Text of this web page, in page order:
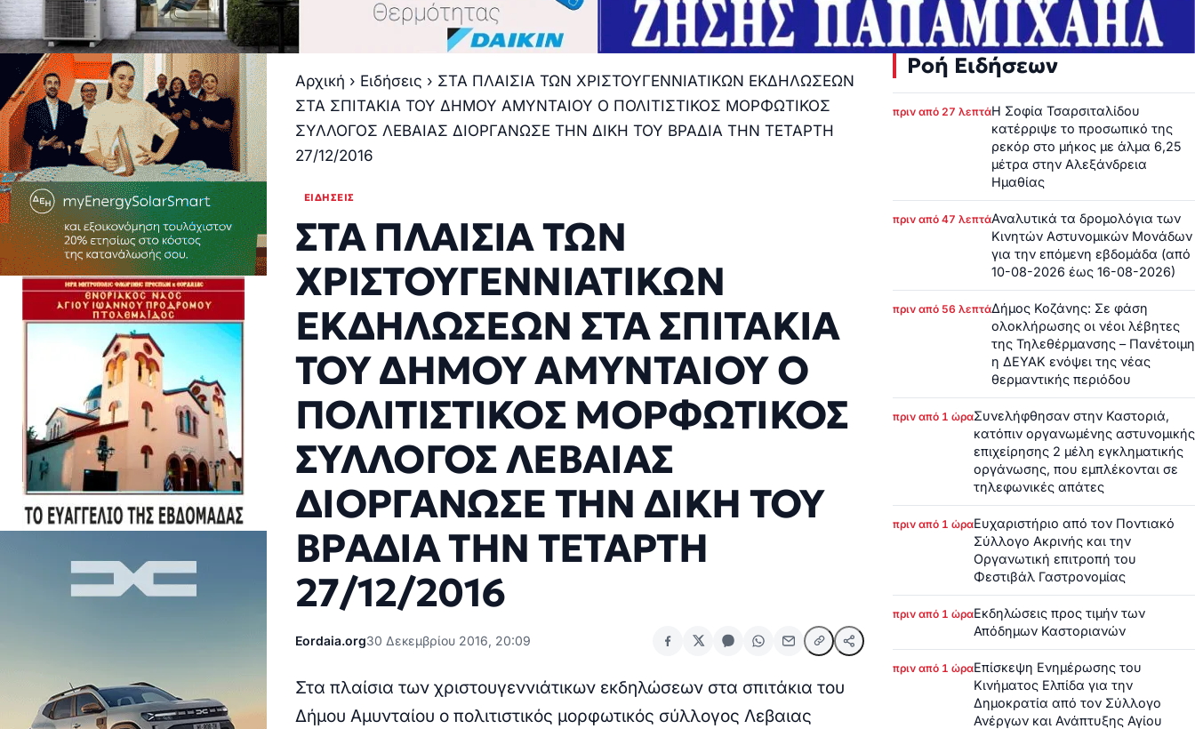
Αρχική › Ειδήσεις › ΣΤΑ ΠΛΑΙΣΙΑ ΤΩΝ ΧΡΙΣΤΟΥΓΕΝΝΙΑΤΙΚΩΝ ΕΚΔΗΛΩΣΕΩΝ
ΣΤΑ ΣΠΙΤΑΚΙΑ ΤΟΥ ΔΗΜΟΥ ΑΜΥΝΤΑΙΟΥ Ο ΠΟΛΙΤΙΣΤΙΚΟΣ ΜΟΡΦΩΤΙΚΟΣ
ΣΥΛΛΟΓΟΣ ΛΕΒΑΙΑΣ ΔΙΟΡΓΑΝΩΣΕ ΤΗΝ ΔΙΚΗ ΤΟΥ ΒΡΑΔΙΑ ΤΗΝ ΤΕΤΑΡΤΗ
27/12/2016
ΕΙΔΉΣΕΙΣ
ΣΤΑ ΠΛΑΙΣΙΑ ΤΩΝ
ΧΡΙΣΤΟΥΓΕΝΝΙΑΤΙΚΩΝ
ΕΚΔΗΛΩΣΕΩΝ ΣΤΑ ΣΠΙΤΑΚΙΑ
ΤΟΥ ΔΗΜΟΥ ΑΜΥΝΤΑΙΟΥ Ο
ΠΟΛΙΤΙΣΤΙΚΟΣ ΜΟΡΦΩΤΙΚΟΣ
ΣΥΛΛΟΓΟΣ ΛΕΒΑΙΑΣ
ΔΙΟΡΓΑΝΩΣΕ ΤΗΝ ΔΙΚΗ ΤΟΥ
ΒΡΑΔΙΑ ΤΗΝ ΤΕΤΑΡΤΗ
27/12/2016
Eordaia.org30 Δεκεμβρίου 2016, 20:09
Στα πλαίσια των χριστουγεννιάτικων εκδηλώσεων στα σπιτάκια του
Δήμου Αμυνταίου ο πολιτιστικός μορφωτικός σύλλογος Λεβαιας
Ροή Ειδήσεων
πριν από 27 λεπτάΗ Σοφία Τσαρσιταλίδου
κατέρριψε το προσωπικό της
ρεκόρ στο μήκος με άλμα 6,25
μέτρα στην Αλεξάνδρεια
Ημαθίας
πριν από 47 λεπτάΑναλυτικά τα δρομολόγια των
Κινητών Αστυνομικών Μονάδων
για την επόμενη εβδομάδα (από
10-08-2026 έως 16-08-2026)
πριν από 56 λεπτάΔήμος Κοζάνης: Σε φάση
ολοκλήρωσης οι νέοι λέβητες
της Τηλεθέρμανσης – Πανέτοιμη
η ΔΕΥΑΚ ενόψει της νέας
θερμαντικής περιόδου
πριν από 1 ώραΣυνελήφθησαν στην Καστοριά,
κατόπιν οργανωμένης αστυνομικής
επιχείρησης 2 μέλη εγκληματικής
οργάνωσης, που εμπλέκονται σε
τηλεφωνικές απάτες
πριν από 1 ώραΕυχαριστήριο από τον Ποντιακό
Σύλλογο Ακρινής και την
Οργανωτική επιτροπή του
Φεστιβάλ Γαστρονομίας
πριν από 1 ώραΕκδηλώσεις προς τιμήν των
Απόδημων Καστοριανών
πριν από 1 ώραΕπίσκεψη Ενημέρωσης του
Κινήματος Ελπίδα για την
Δημοκρατία από τον Σύλλογο
Ανέργων και Ανάπτυξης Αγίου